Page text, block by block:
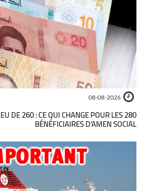
08-08-2026
DE 260 : CE QUI CHANGE POUR LES
BÉNÉFICIAIRES D’AMEN SOCIAL